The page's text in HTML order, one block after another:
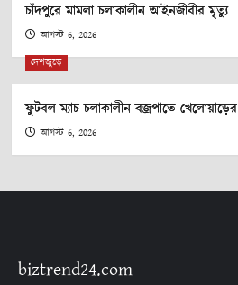
চাঁদপুরে মামলা চলাকালীন আইনজীবীর মৃত্যু
আগস্ট 6, 2026
দেশজুড়ে
ফুটবল ম্যাচ চলাকালীন বজ্রপাতে
আগস্ট 6, 2026
biztrend24.com